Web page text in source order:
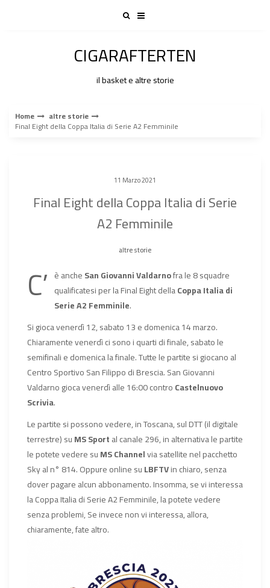
CIGARAFTERTEN
il basket e altre storie
Home altre storie
Final Eight della Coppa Italia di Serie A2 Femminile
11 Marzo 2021
Final Eight della Coppa Italia di Serie
A2 Femminile
altre storie
C’ è ancheSan Giovanni Valdarnofra le 8 squadre
qualificatesi per la Final Eight dellaCoppa Italia di
Serie A2 Femminile.
Si gioca venerdì 12, sabato 13 e domenica 14 marzo.
Chiaramente venerdì ci sono i quarti di finale, sabato le
semifinali e domenica la finale. Tutte le partite si giocano al
Centro Sportivo San Filippo di Brescia. San Giovanni
Valdarno gioca venerdì alle 16:00 controCastelnuovo
Scrivia.
Le partite si possono vedere, in Toscana, sul DTT (il digitale
terrestre) suMS Sportal canale 296, in alternativa le partite
le potete vedere suMS Channelvia satellite nel pacchetto
Sky al n° 814. Oppure online suLBFTVin chiaro, senza
dover pagare alcun abbonamento. Insomma, se vi interessa
la Coppa Italia di Serie A2 Femminile, la potete vedere
senza problemi, Se invece non vi interessa, allora,
chiaramente, fate altro.